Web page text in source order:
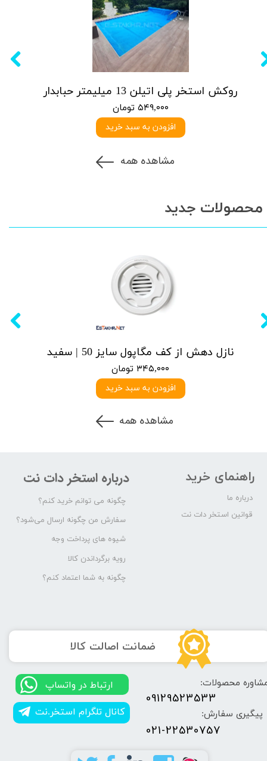
روکش استخر پلی اتیلن 13 میلیمتر حبابدار
۵۴۹,۰۰۰ تومان
افزودن به سبد خرید
مشاهده همه
نازل دهش از کف مگاپول سایز 50 | سفید
۳۴۵,۰۰۰ تومان
افزودن به سبد خرید
محصولات جدید
مشاهده همه
راهنمای خرید درباره استخر دات نت
درباره ما
قوانین استخر دات نت
چگونه می توانم خرید کنم؟
سفارش من چگونه ارسال می‌شود؟
شیوه های پرداخت وجه
رویه برگرداندن کالا
چگونه به شما اعتماد کنم؟
پیگیری سفارش:
021-22530757
کانال تلگرام استخر.نت
محصولات:
09129523533
​​ارتباط در واتساپ
​ضمانت اصالت کالا